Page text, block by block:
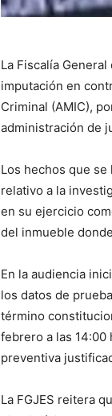
La Fiscalía
imputación en
Criminal (AMIC),
administración de
Los hechos que
relativo a la
en su ejercicio
del inmueble
En la audiencia
los datos de
término
febrero a las 14:00
preventiva
La FGJES reitera